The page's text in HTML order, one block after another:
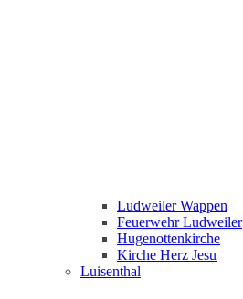
Ludweiler Wappen
Feuerwehr Ludweiler
Hugenottenkirche
Kirche Herz Jesu
Luisenthal